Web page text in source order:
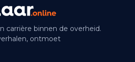
carrière binnen de overheid.
ontmoet